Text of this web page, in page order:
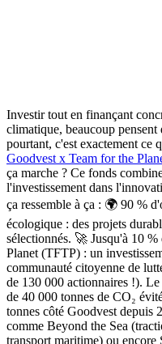
Investir tout en finançant
climatique, beaucoup
pourtant, c'est exactement ce
Goodvest x Team for the
ça marche ? Ce fonds
l'investissement dans
ça ressemble à ça : 🌍 90 %
écologique : des projets
sélectionnés. 🚀 Jusqu'à 10 %
Planet (TFTP) : un
communauté citoyenne de
de 130 000 actionnaires !). Le
de 40 000 tonnes de CO₂
tonnes côté Goodvest depuis
comme Beyond the Sea
transport maritime) ou encore